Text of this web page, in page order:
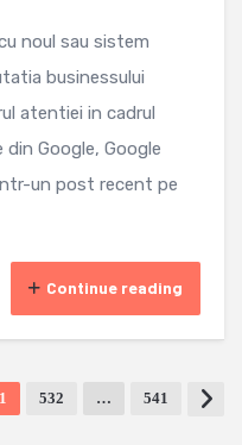
noul sau sistem
businessului
atentiei in cadrul
Google, Google
un post recent pe
Continue reading
532 … 541